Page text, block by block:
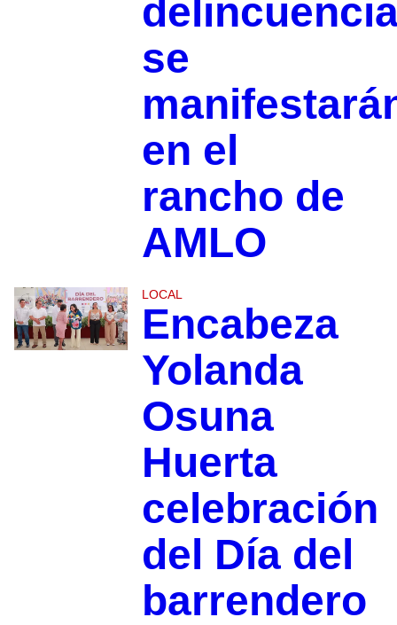
se
en el
rancho de
AMLO
LOCAL
Encabeza
Yolanda
Osuna
Huerta
celebración
del Día del
barrendero